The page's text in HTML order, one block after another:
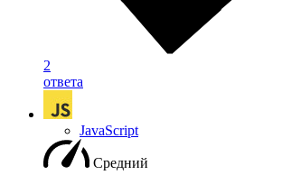
2
ответа
JavaScript
Средний